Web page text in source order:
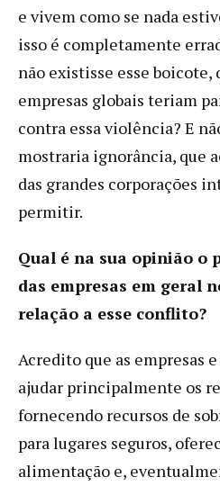
e vivem como se nada
isso é completamente
não existisse esse boicote,
empresas globais teriam
contra essa violência? E
mostraria ignorância, que
das grandes corporações
permitir.
Qual é na sua opinião o
das empresas em geral
relação a esse conflito?
Acredito que as empresas
ajudar principalmente os
fornecendo recursos de
para lugares seguros,
alimentação e,